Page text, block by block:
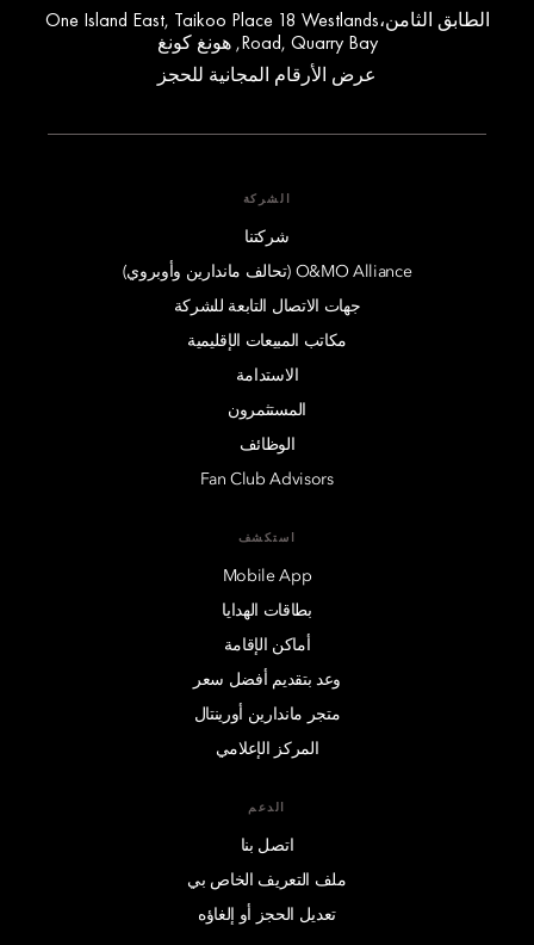
الطابق الثامن،One Island East, Taikoo Place 18 Westlands
Road, Quarry Bay, هونغ كونغ
عرض الأرقام المجانية للحجز
الشركة
شركتنا
O&MO Alliance (تحالف ماندارين وأوبروي)
جهات الاتصال التابعة للشركة
مكاتب المبيعات الإقليمية
الاستدامة
المستثمرون
الوظائف
Fan Club Advisors
استكشف
Mobile App
بطاقات الهدايا
أماكن الإقامة
وعد بتقديم أفضل سعر
متجر ماندارين أورينتال
المركز الإعلامي
الدعم
اتصل بنا
ملف التعريف الخاص بي
تعديل الحجز أو إلغاؤه